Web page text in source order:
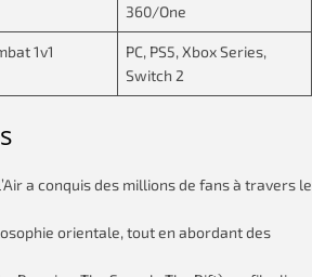
360/One
1v1
PC, PS5, Xbox Series,
Switch 2
a conquis des millions de fans à travers le
orientale, tout en abordant des